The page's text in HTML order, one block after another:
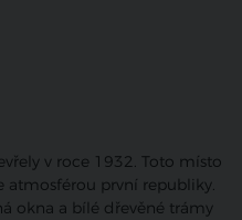
v roce 1932. Toto místo
atmosférou první republiky.
okna a bílé dřevěné trámy